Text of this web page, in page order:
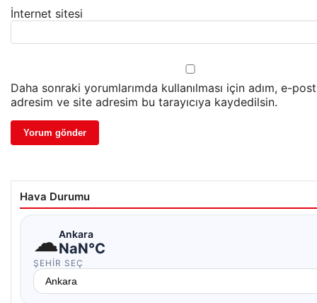
İnternet sitesi
Daha sonraki yorumlarımda kullanılması için adım, e-
adresim ve site adresim bu tarayıcıya kaydedilsin.
Hava Durumu
☁Ankara
NaN°C
ŞEHIR SEÇ